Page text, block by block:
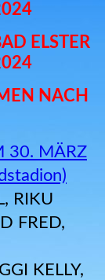
ELSTER
NACH
30. MÄRZ
RIKU
FRED,
KELLY,